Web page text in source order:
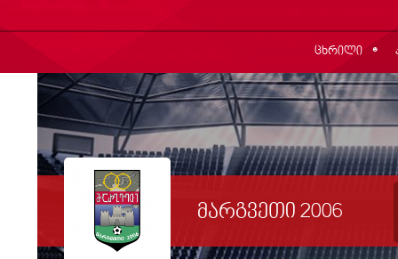
ცხრილი
მარგვეთი 2006